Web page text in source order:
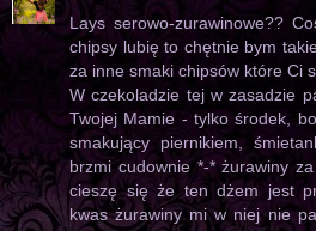
Lays serowo-zurawinowe??
chipsy lubię to chętnie bym
za inne smaki chipsów które Ci
W czekoladzie tej w zasadzie
Twojej Mamie - tylko środek,
smakujący piernikiem,
brzmi cudownie *-* żurawiny
cieszę się że ten dżem jest
kwas żurawiny mi w niej nie